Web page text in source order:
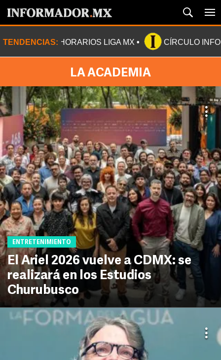
TENDENCIAS: HORARIOS LIGA MX CÍRCULO
LA ACADEMIA
ENTRETENIMIENTO
El Ariel 2026 vuelve a CDMX: se
realizará en los Estudios
Churubusco